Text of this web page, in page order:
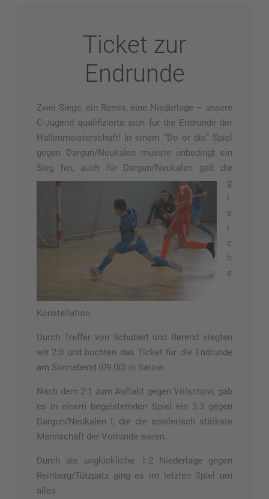
Ticket zur
Endrunde
Zwei Siege, ein Remis, eine Niederlage – unsere
C-Jugend qualifizierte sich für die Endrunde der
Hallenmeisterschaft! In einem “Do or die” Spiel
gegen Dargun/Neukalen musste unbedingt ein
Sieg her, auch für Dargun/Neukalen galt die
g
e
i
c
h
e
Konstellation.
Durch Treffer von Schubert und Berend siegten
wir 2:0 und buchten das Ticket fur die Endrunde
am Sonnabend (09.00) in Sarow.
Nach dem 2:1 zum Auftakt gegen Völschow, gab
es in einem begeisternden Spiel ein 3:3 gegen
Dargun/Neukalen I, die die spielerisch stärkste
Mannschaft der Vorrunde waren.
Durch die unglückliche 1:2 Niederlage gegen
Reinberg/Tützpatz ging es im letzten Spiel um
alles.